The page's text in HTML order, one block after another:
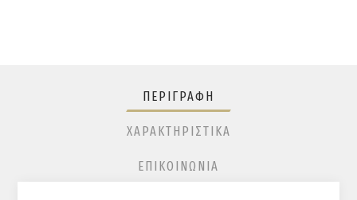
ΠΕΡΙΓΡΑΦΉ
ΧΑΡΑΚΤΗΡΙΣΤΙΚΆ
ΕΠΙΚΟΙΝΩΝΊΑ